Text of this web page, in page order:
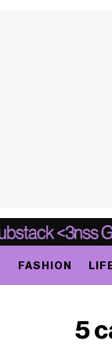
FASHION
5